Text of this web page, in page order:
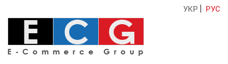
УКР РУС